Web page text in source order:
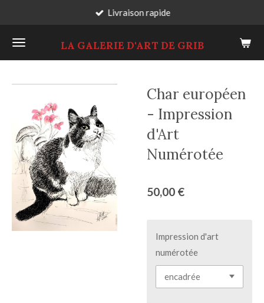
contenu
principal
LA GALERIE D'ART DE GRIB
Livraison rapide
Char européen
- Impression
d'Art
Numérotée
50,00 €
Impression d'art
numérotée